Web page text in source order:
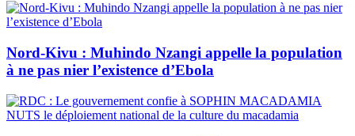
Nord-Kivu : Muhindo Nzangi appelle la population
à ne pas nier l’existence d’Ebola